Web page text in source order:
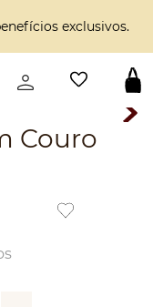
exclusivos.
Couro